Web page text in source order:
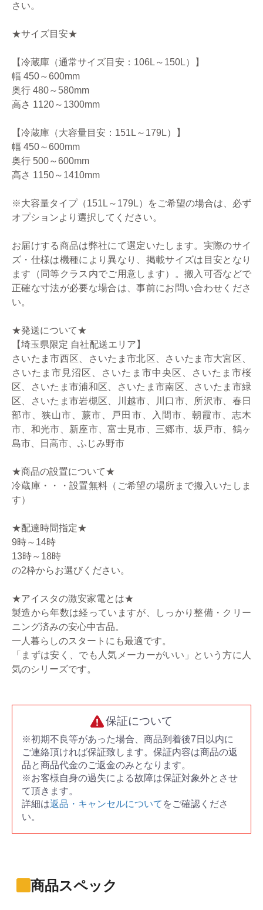
さい。
★サイズ目安★
【冷蔵庫（通常サイズ目安：106L～150L）】
幅 450～600mm
奥行 480～580mm
高さ 1120～1300mm
【冷蔵庫（大容量目安：151L～179L）】
幅 450～600mm
奥行 500～600mm
高さ 1150～1410mm
※大容量タイプ（151L～179L）をご希望の場合は、必ず
オプションより選択してください。
お届けする商品は弊社にて選定いたします。実際のサイ
ズ・仕様は機種により異なり、掲載サイズは目安となり
ます（同等クラス内でご用意します）。搬入可否などで
正確な寸法が必要な場合は、事前にお問い合わせくださ
い。
★発送について★
【埼玉県限定 自社配送エリア】
さいたま市西区、さいたま市北区、さいたま市大宮区、
さいたま市見沼区、さいたま市中央区、さいたま市桜
区、さいたま市浦和区、さいたま市南区、さいたま市緑
区、さいたま市岩槻区、川越市、川口市、所沢市、春日
部市、狭山市、蕨市、戸田市、入間市、朝霞市、志木
市、和光市、新座市、富士見市、三郷市、坂戸市、鶴ヶ
島市、日高市、ふじみ野市
★商品の設置について★
冷蔵庫・・・設置無料（ご希望の場所まで搬入いたしま
す）
★配達時間指定★
9時～14時
13時～18時
の2枠からお選びください。
★アイスタの激安家電とは★
製造から年数は経っていますが、しっかり整備・クリー
ニング済みの安心中古品。
一人暮らしのスタートにも最適です。
「まずは安く、でも人気メーカーがいい」という方に人
気のシリーズです。
保証について
※初期不良等があった場合、商品到着後7日以内に
ご連絡頂ければ保証致します。保証内容は商品の返
品と商品代金のご返金のみとなります。
※お客様自身の過失による故障は保証対象外とさせ
て頂きます。
詳細は返品・キャンセルについて をご確認くださ
い。
商品スペック